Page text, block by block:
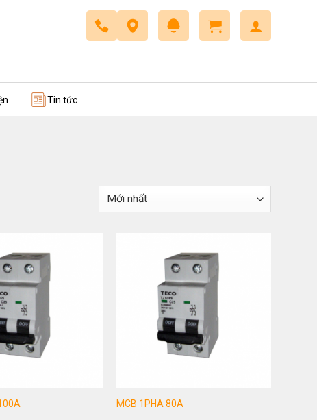
Tin tức
MCB 1PHA 80A